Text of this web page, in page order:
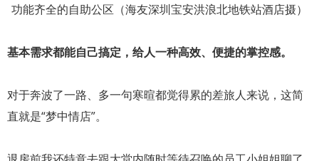
功能齐全的自助公区（海友深圳宝安洪浪北地铁站酒店摄）
基本需求都能自己搞定，给人一种高效、便捷的掌控感。
对于奔波了一路、多一句寒暄都觉得累的差旅人来说，这简
直就是“梦中情店”。